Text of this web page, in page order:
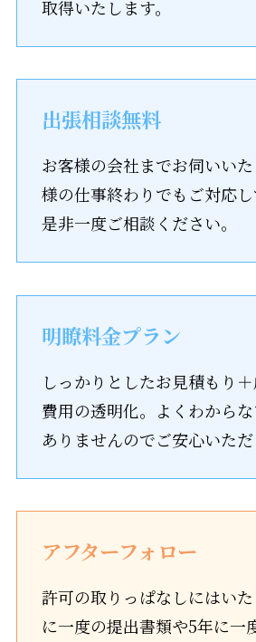
取得いたします。
出張相談無料
お客様の会社までお伺いい
様の仕事終わりでもご対応し
是非一度ご相談ください。
明瞭料金プラン
しっかりとしたお見積もり
費用の透明化。よくわから
ありませんのでご安心いただ
アフターフォロー
許可の取りっぱなしにはい
に一度の提出書類や5年に一